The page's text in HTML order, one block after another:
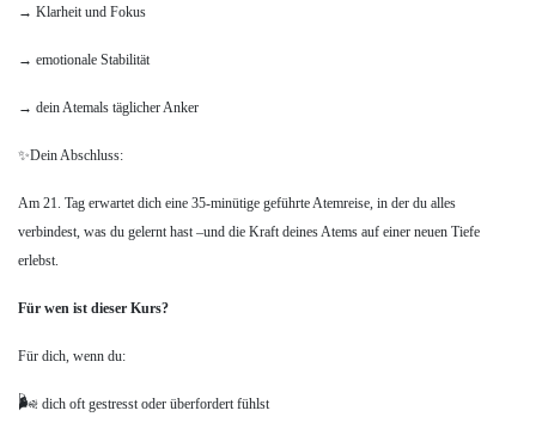
→ Klarheit und Fokus
→ emotionale Stabilität
→ dein Atemals täglicher Anker
✨Dein Abschluss:
Am 21. Tag erwartet dich eine 35-minütige geführte Atemreise, in der du alles
verbindest, was du gelernt hast –und die Kraft deines Atems auf einer neuen Tiefe
erlebst.
Für wen ist dieser Kurs?
Für dich, wenn du:
🌬️ dich oft gestresst oder überfordert fühlst